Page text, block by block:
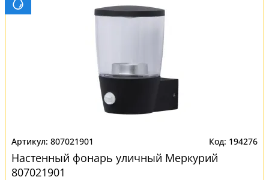
807021901 194276
Настенный фонарь уличный Меркурий
807021901